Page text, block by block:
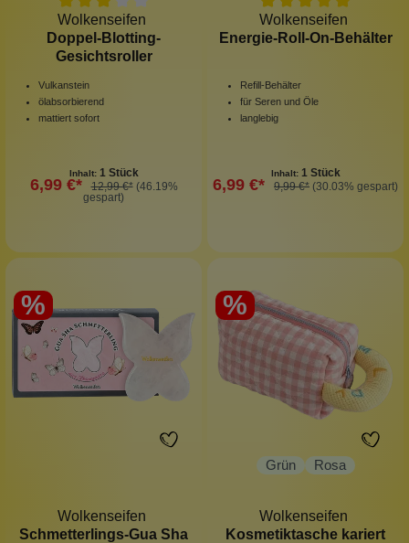
Wolkenseifen
Doppel-Blotting-
Gesichtsroller
Vulkanstein
ölabsorbierend
mattiert sofort
Inhalt: 1 Stück
6,99 €* 12,99 €* (46.19%
gespart)
Wolkenseifen
Energie-Roll-On-Behälter
Refill-Behälter
für Seren und Öle
langlebig
Inhalt: 1 Stück
6,99 €* 9,99 €* (30.03% gespart)
%
Wolkenseifen
Schmetterlings-Gua Sha
%
Grün Rosa
Wolkenseifen
Kosmetiktasche kariert